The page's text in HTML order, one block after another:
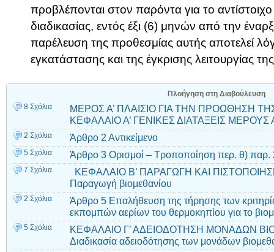
προβλέπονται στον παρόντα για το αντίστοιχο
διαδικασίας, εντός έξι (6) μηνών από την
παρέλευση της προθεσμίας αυτής αποτελεί
εγκατάστασης και της έγκρισης λειτουργίας
Πλοήγηση στη Διαβούλευση
8 Σχόλια
ΜΕΡΟΣ Α’ ΠΛΑΙΣΙΟ ΓΙΑ ΤΗΝ ΠΡΟΩΘΗΣΗ
ΚΕΦΑΛΑΙΟ Α’ ΓΕΝΙΚΕΣ ΔΙΑΤΑΞΕΙΣ ΜΕΡΟΥΣ
2 Σχόλια Άρθρο 2 Αντικείμενο
5 Σχόλια Άρθρο 3 Ορισμοί – Τροποποίηση περ. θ) παρ.
7 Σχόλια
ΚΕΦΑΛΑΙΟ Β’ ΠΑΡΑΓΩΓΗ ΚΑΙ
Παραγωγή βιομεθανίου
2 Σχόλια
Άρθρο 5 Επαλήθευση της τήρησης των
εκπομπών αερίων του θερμοκηπίου για το
5 Σχόλια
ΚΕΦΑΛΑΙΟ Γ’ ΑΔΕΙΟΔΟΤΗΣΗ ΜΟΝΑΔΩΝ
Διαδικασία αδειοδότησης των μονάδων